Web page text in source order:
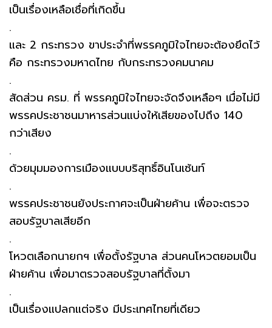
เป็นเรื่องเหลือเชื่อที่เกิดขึ้น
.
และ 2 กระทรวง ขาประจำที่พรรคภูมิใจไทยจะต้องยึดไว้
คือ กระทรวงมหาดไทย กับกระทรวงคมนาคม
.
สัดส่วน ครม. ที่ พรรคภูมิใจไทยจะจัดจึงเหลือๆ เมื่อไม่มี
พรรคประชาชนมาหารส่วนแบ่งให้เสียของไปถึง 140
กว่าเสียง
.
ด้วยมุมมองการเมืองแบบบริสุทธิ์อินโนเซ้นท์
.
พรรคประชาชนยังประกาศจะเป็นฝ่ายค้าน เพื่อจะตรวจ
สอบรัฐบาลเสียอีก
.
โหวตเลือกนายกฯ เพื่อตั้งรัฐบาล ส่วนคนโหวตยอมเป็น
ฝ่ายค้าน เพื่อมาตรวจสอบรัฐบาลที่ตั้งมา
.
เป็นเรื่องแปลกแต่จริง มีประเทศไทยที่เดียว